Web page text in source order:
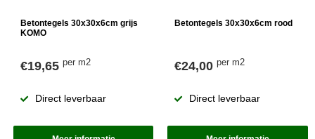
Betontegels 30x30x6cm grijs
KOMO
€19,65 per m2
Direct leverbaar
Betontegels 30x30x6cm rood
€24,00per m2
Direct leverbaar